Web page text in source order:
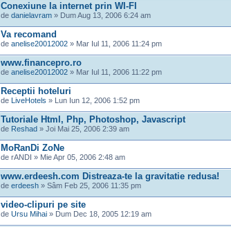
Conexiune la internet prin WI-FI
de danielavram » Dum Aug 13, 2006 6:24 am
Va recomand
de anelise20012002 » Mar Iul 11, 2006 11:24 pm
www.financepro.ro
de anelise20012002 » Mar Iul 11, 2006 11:22 pm
Receptii hoteluri
de LiveHotels » Lun Iun 12, 2006 1:52 pm
Tutoriale Html, Php, Photoshop, Javascript
de Reshad » Joi Mai 25, 2006 2:39 am
MoRanDi ZoNe
de rANDI » Mie Apr 05, 2006 2:48 am
www.erdeesh.com Distreaza-te la gravitatie redusa!
de erdeesh » Sâm Feb 25, 2006 11:35 pm
video-clipuri pe site
de Ursu Mihai » Dum Dec 18, 2005 12:19 am